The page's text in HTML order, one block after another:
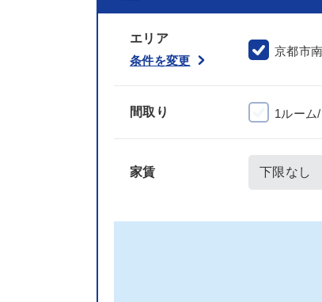
エリア
条件を変更
京都市
間取り 1ルーム
家賃